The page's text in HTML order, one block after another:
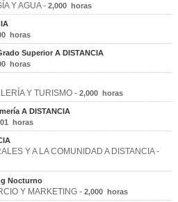
Y AGUA - 2,000 horas
horas
Superior A DISTANCIA
horas
Y TURISMO - 2,000 horas
A DISTANCIA
horas
Y A LA COMUNIDAD A DISTANCIA -
Nocturno
Y MARKETING - 2,000 horas